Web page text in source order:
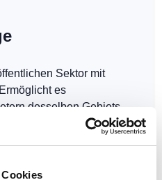
Sektor mit
es
desselben Gebiets,